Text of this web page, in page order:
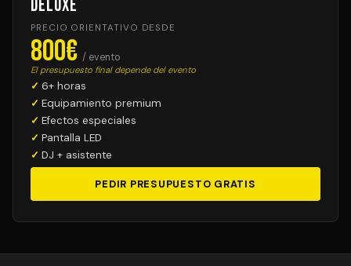
Deluxe
PRECIO ORIENTATIVO DESDE
800€ / evento
El presupuesto final depende del evento
6+ horas
Equipamiento premium
Efectos especiales
Pantalla LED
DJ + asistente
PEDIR PRESUPUESTO GRATIS